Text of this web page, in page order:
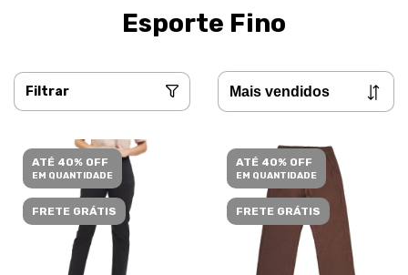
Esporte Fino
Filtrar
ATÉ 40% OFF
EM QUANTIDADE
FRETE GRÁTIS
ATÉ 40% OFF
EM QUANTIDADE
FRETE GRÁTIS